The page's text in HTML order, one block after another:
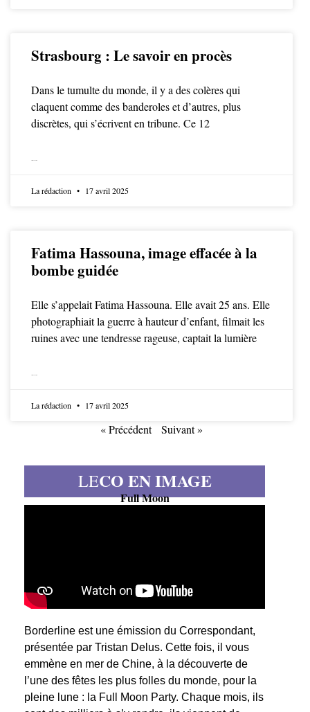
Strasbourg : Le savoir en procès
Dans le tumulte du monde, il y a des colères qui
claquent comme des banderoles et d’autres, plus
discrètes, qui s’écrivent en tribune. Ce 12
La rédaction 17 avril 2025
Fatima Hassouna, image effacée à la
bombe guidée
Elle s’appelait Fatima Hassouna. Elle avait 25 ans. Elle
photographiait la guerre à hauteur d’enfant, filmait les
ruines avec une tendresse rageuse, captait la lumière
La rédaction 17 avril 2025
« Précédent Suivant »
LECO EN IMAGE
Full Moon
Borderline est une émission du Correspondant,
présentée par Tristan Delus. Cette fois, il vous
emmène en mer de Chine, à la découverte de
l’une des fêtes les plus folles du monde, pour la
pleine lune : la Full Moon Party. Chaque mois, ils